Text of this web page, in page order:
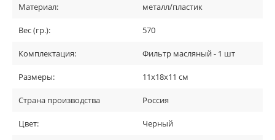
Материал: металл/пластик
Вес (гр.): 570
Комплектация: Фильтр масляный - 1 шт
Размеры: 11х18х11 см
Страна производства Россия
Цвет: Черный